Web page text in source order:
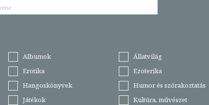
Albumok Állatvilág
Erotika Ezoterika
Hangoskönyvek Humor és szórakoztatás
Játékok Kultúra, művészet